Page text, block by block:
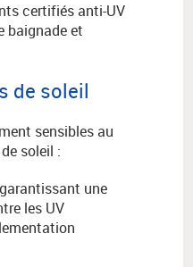
certifiés anti-UV
baignade et
de soleil
sensibles au
soleil :
une
les UV